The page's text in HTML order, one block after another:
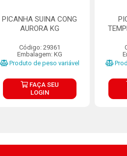
PICANHA SUINA CONG
AURORA KG
Código: 29361
Embalagem: KG
Produto de peso variável
FAÇA SEU
LOGIN